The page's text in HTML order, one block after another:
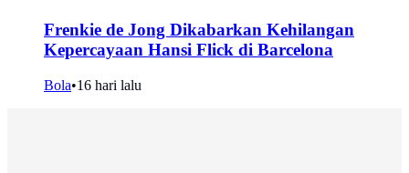
Frenkie de Jong Dikabarkan Kehilangan
Kepercayaan Hansi Flick di Barcelona
Bola•16 hari lalu